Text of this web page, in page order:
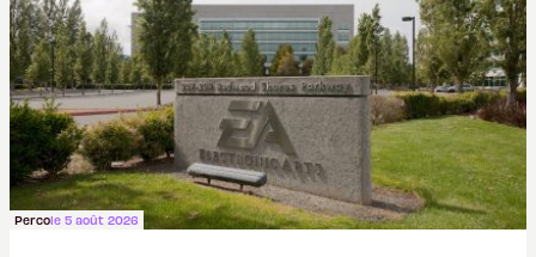
apprendra aux petits malins qu'on ne braque pas
Gabe Newell aussi facilement.P.
Percole 5 août 2026